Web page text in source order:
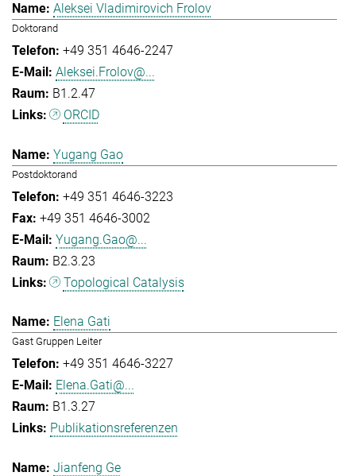
Aleksei Vladimirovich Frolov
Doktorand
+49 351 4646-2247
Aleksei.Frolov@...
B1.2.47
ORCID
Yugang Gao
Postdoktorand
+49 351 4646-3223
+49 351 4646-3002
Yugang.Gao@...
B2.3.23
Topological Catalysis
Elena Gati
Gast Gruppen Leiter
+49 351 4646-3227
Elena.Gati@...
B1.3.27
Publikationsreferenzen
Jianfeng Ge